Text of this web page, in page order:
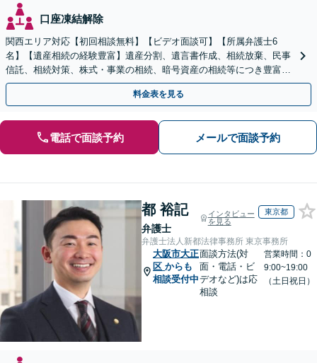
口座凍結解除
関西エリア対応【初回相談無料】【ビデオ面談可】【所属弁護士6
名】【遺産相続の経験豊富】遺産分割、遺言書作成、相続放棄、民事
信託、相続対策、株式・事業の相続、暗号資産の相続等につき豊富な
対応実績。【バリアフリー】【完全個室対応】
料金表を見る
電話で面談予約 メールで面談予約
都 裕記
弁護士
インタビュー
を見る
東京都
弁護士法人新都法律事務所 東京事務所
大阪市大正
区 からも
相談受付中
面談方法(対
面・電話・ビ
デオなど)は応
相談
営業時間：0
9:00~19:00
（土日祝日）